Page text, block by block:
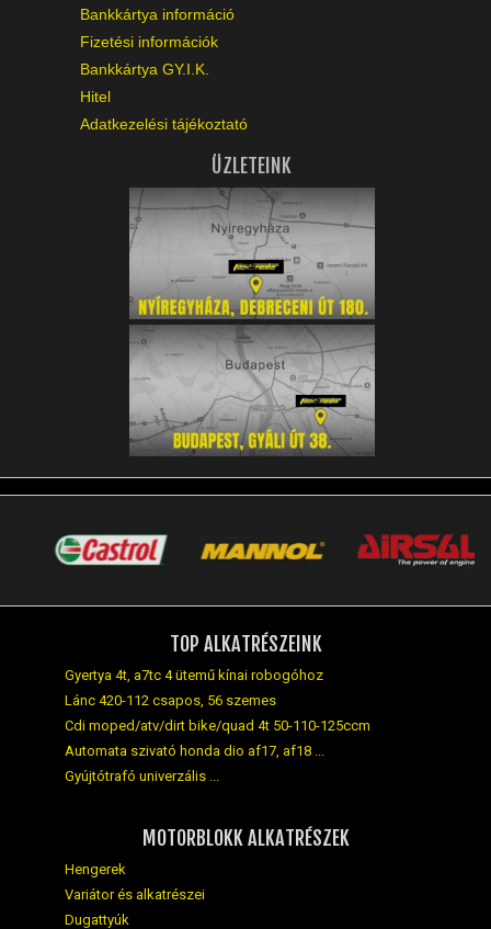
Bankkártya információ
Fizetési információk
Bankkártya GY.I.K.
Hitel
Adatkezelési tájékoztató
ÜZLETEINK
TOP ALKATRÉSZEINK
Gyertya 4t, a7tc 4 ütemű kínai robogóhoz
Lánc 420-112 csapos, 56 szemes
Cdi moped/atv/dirt bike/quad 4t 50-110-125ccm
Automata szivató honda dio af17, af18 ...
Gyújtótrafó univerzális ...
MOTORBLOKK ALKATRÉSZEK
Hengerek
Variátor és alkatrészei
Dugattyúk